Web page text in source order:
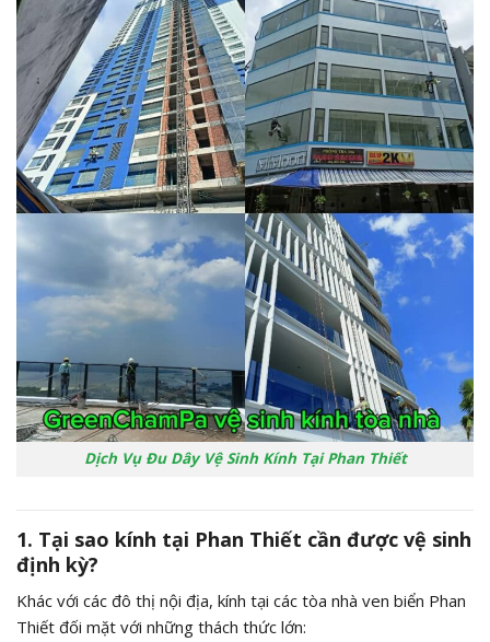
Dịch Vụ Đu Dây Vệ Sinh Kính Tại Phan Thiết
1. Tại sao kính tại Phan Thiết cần được vệ sinh
định kỳ?
Khác với các đô thị nội địa, kính tại các tòa nhà ven biển Phan
Thiết đối mặt với những thách thức lớn: